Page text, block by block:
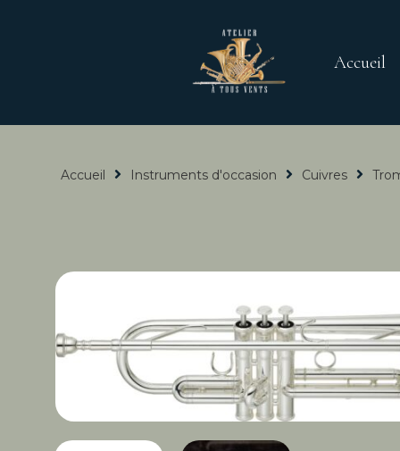
Accueil
Accueil Instruments d'occasion Cuivres